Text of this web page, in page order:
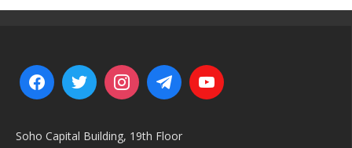
Soho Capital Building, 19th Floor